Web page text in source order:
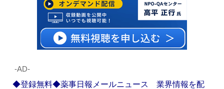
‐AD‐
◆登録無料◆薬事日報メールニュース 業界情報を配